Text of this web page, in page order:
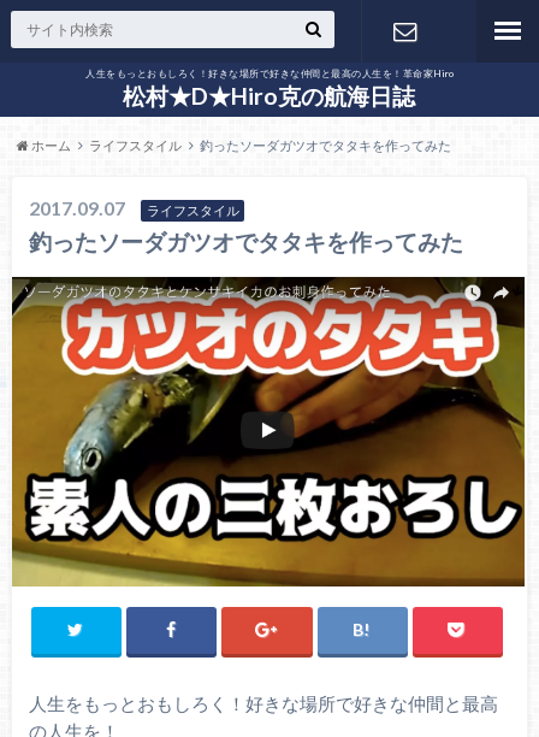
人生をもっとおもしろく！好きな場所で好きな仲間と最高の人生を！革命家Hiro
松村★D★Hiro克の航海日誌
お問い合わ
せ
ホーム ライフスタイル 釣ったソーダガツオでタタキを作ってみた
2017.09.07 ライフスタイル
釣ったソーダガツオでタタキを作ってみた
人生をもっとおもしろく！好きな場所で好きな仲間と最高
の人生を！